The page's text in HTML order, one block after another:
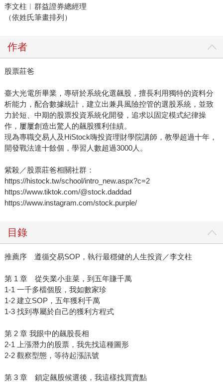
李文柱︱群益證券總經理
（依姓氏筆畫排列）
作者
股票莊爸
臺大光電所畢業，專研於系統化選飆股，擅長利用獨特的資料分
析能力，配合數據統計，建立出兼具風險控管的選股系統，並致
力於短、中期的股票投資系統化開發，追求以固定模式紀律操
作，屢屢創造出驚人的飆股獲利佳績。
現為專職交易人及HiStock嗨投資理財學院講師，教學超過十年，
開發戰法達十餘個，學習人數超過3000人。
紫殺／股票莊爸相關社群：
https://histock.tw/school/intro_new.aspx?c=2
https://www.tiktok.com/@stock.daddad
https://www.instagram.com/stock.purple/
目錄
推薦序 遵循交易SOP，執行最穩健的人生投資／李文柱
第 1 章 從失業小韭菜，到五年賺千萬
1-1 一千多檔個股，我如數家珍
1-2 建立SOP，五年獲利千萬
1-3 找到專屬於自己的獲利方程式
第 2 章 我眼中的飆股長相
2-1 上漲潛力的股票，我先找這種圖形
2-2 觀察型態，等待起漲訊號
第 3 章 鎖定飆股候選後，我這樣找買賣點